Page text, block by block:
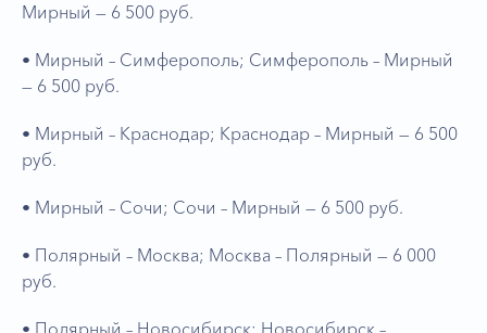
Мирный — 6 500 руб.
• Мирный – Симферополь; Симферополь – Мирный
— 6 500 руб.
• Мирный – Краснодар; Краснодар – Мирный — 6 500
руб.
• Мирный – Сочи; Сочи – Мирный — 6 500 руб.
• Полярный – Москва; Москва – Полярный — 6 000
руб.